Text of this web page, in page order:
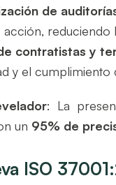
de
acción, reduciendo
contratistas y
y el cumplimiento
: La
un 95% de
ISO